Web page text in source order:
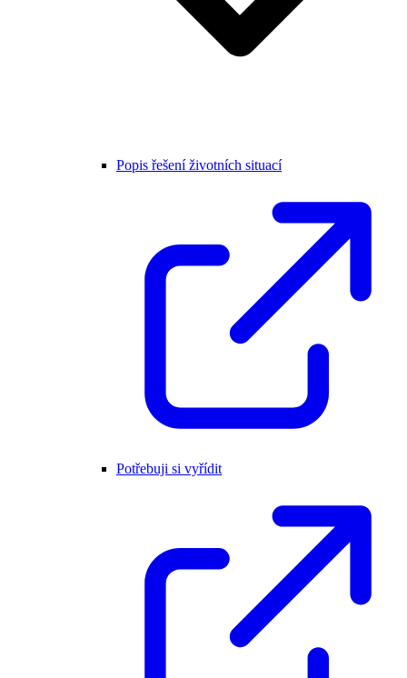
Popis řešení životních situací
Potřebuji si vyřídit